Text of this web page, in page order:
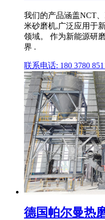
我们的产品涵盖NCT
米砂磨机,广泛应用于
领域。 作为新能源研
界 .
联系电话: 180 3780
德国帕尔曼热